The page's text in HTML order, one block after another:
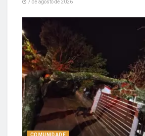
7 de agosto de 2026
COMUNIDADE